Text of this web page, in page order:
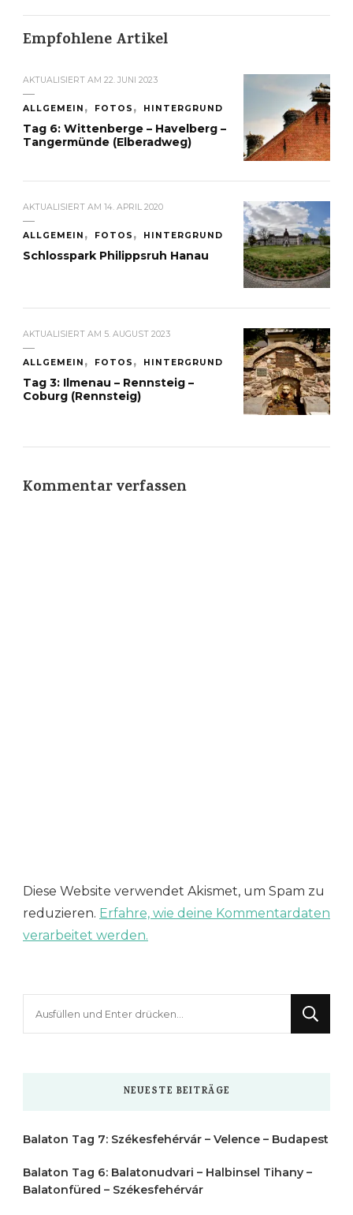
Empfohlene Artikel
AKTUALISIERT AM 22. JUNI 2023
ALLGEMEIN FOTOS HINTERGRUND
Tag 6: Wittenberge – Havelberg –
Tangermünde (Elberadweg)
AKTUALISIERT AM 14. APRIL 2020
ALLGEMEIN FOTOS HINTERGRUND
Schlosspark Philippsruh Hanau
AKTUALISIERT AM 5. AUGUST 2023
ALLGEMEIN FOTOS HINTERGRUND
Tag 3: Ilmenau – Rennsteig –
Coburg (Rennsteig)
Kommentar verfassen
Diese Website verwendet Akismet, um Spam zu
reduzieren. Erfahre, wie deine Kommentardaten
verarbeitet werden.
NEUESTE BEITRÄGE
Balaton Tag 7: Székesfehérvár – Velence – Budapest
Balaton Tag 6: Balatonudvari – Halbinsel Tihany –
Balatonfüred – Székesfehérvár